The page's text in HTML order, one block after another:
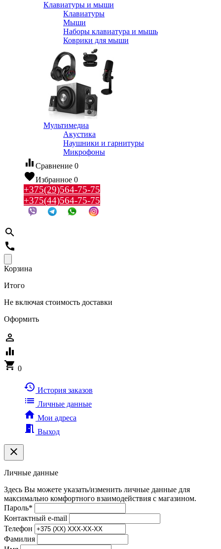
Клавиатуры и мыши
Клавиатуры
Мыши
Наборы клавиатура и мышь
Коврики для мыши
Мультимедиа
Акустика
Наушники и гарнитуры
Микрофоны
equalizer Сравнение 0
favoriteИзбранное 0
+375(29)564-75-75
+375(44)564-75-75
search
call
Корзина
Итого
Не включая стоимость доставки
Оформить
person_outline
equalizer
shopping_cart 0
history История заказов
list Личные данные
home Мои адреса
meeting_room Выход
clear
Личные данные
Здесь Вы можете указать/изменить личные данные для
максимально комфортного взаимодействия с магазином.
Пароль*
Контактный e-mail
Телефон
Фамилия